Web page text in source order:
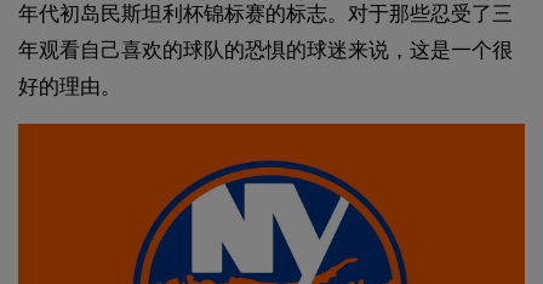
年代初岛民斯坦利杯锦标赛的标志。对于那些忍受了三
年观看自己喜欢的球队的恐惧的球迷来说，这是一个很
好的理由。